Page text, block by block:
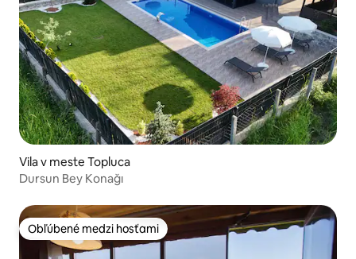
Vila v meste Topluca
Dursun Bey Konağı
Obľúbené medzi hosťami
Obľúbené medzi hosťami